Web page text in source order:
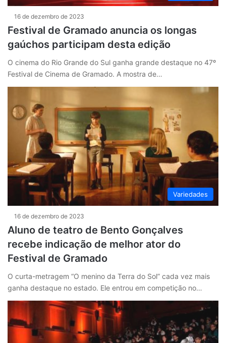
16 de dezembro de 2023
Festival de Gramado anuncia os longas
gaúchos participam desta edição
O cinema do Rio Grande do Sul ganha grande destaque no 47º
Festival de Cinema de Gramado. A mostra de…
Variedades
16 de dezembro de 2023
Aluno de teatro de Bento Gonçalves
recebe indicação de melhor ator do
Festival de Gramado
O curta-metragem “O menino da Terra do Sol” cada vez mais
ganha destaque no estado. Ele entrou em competição no…